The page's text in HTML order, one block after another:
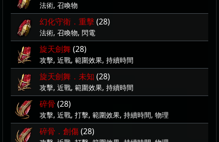
法術, 召喚物
幻化守衛．重擊(28)
法術, 召喚物, 閃電
旋天劍舞(28)
攻擊, 近戰, 範圍效果, 持續時間
旋天劍舞．未知 (28)
攻擊, 近戰, 範圍效果, 持續時間
碎骨 (28)
攻擊, 近戰, 打擊, 範圍效果, 持續時間, 物理
碎骨．創傷(28)